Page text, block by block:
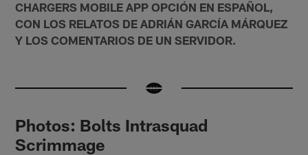
CHARGERS MOBILE APP OPCIÓN EN ESPAÑOL,
CON LOS RELATOS DE ADRIÁN GARCÍA MÁRQUEZ
Y LOS COMENTARIOS DE UN SERVIDOR.
Photos: Bolts Intrasquad
Scrimmage